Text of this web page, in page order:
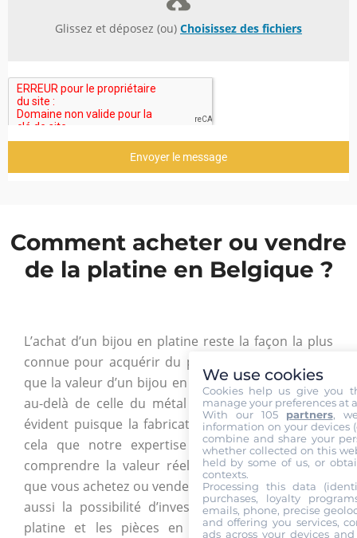
Glissez et déposez (ou) Choisissez des fichiers
Envoyer le message
Comment acheter ou vendre
de la platine en Belgique ?
L’achat d’un bijou en platine reste la façon la plus
connue pour acquérir du platine. Mais il faut dire
que la valeur d’un bijou en platine va souvent bien
au-delà de celle du métal qu’il contient. Cela est
évident puisque la fabrication a un coût. C’est en
cela que notre expertise vous sera utile pour
comprendre la valeur réelle de l’objet en platine
que vous achetez ou vendez. Cependant, vous avez
aussi la possibilité d’investir dans les lingots de
platine et les pièces en platine chez nous en
We use cookies
Cookies help us give you
manage your preferences at
With our 105 partners,
information on your devices
combine and share your
whether collected on this
held by some of us, or
contexts.
Processing this data
purchases, loyalty
emails, phone, precise
and offering you services,
ads across your devices